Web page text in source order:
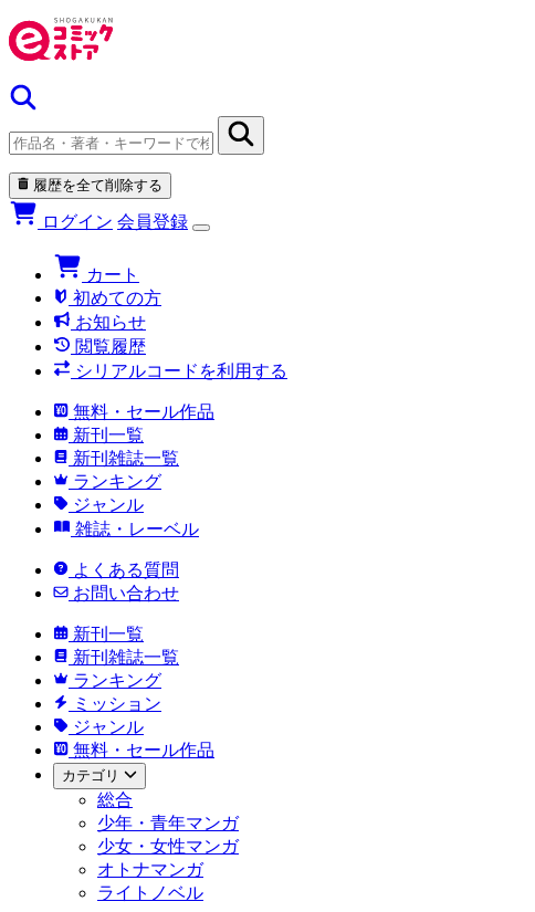
履歴を全て削除する
ログイン 会員登録
カート
初めての方
お知らせ
閲覧履歴
シリアルコードを利用する
無料・セール作品
新刊一覧
新刊雑誌一覧
ランキング
ジャンル
雑誌・レーベル
よくある質問
お問い合わせ
新刊一覧
新刊雑誌一覧
ランキング
ミッション
ジャンル
無料・セール作品
カテゴリ
総合
少年・青年マンガ
少女・女性マンガ
オトナマンガ
ライトノベル